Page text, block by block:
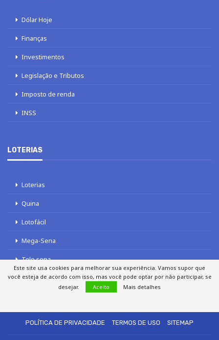
Dólar Hoje
Finanças
Investimentos
Legislação e Tributos
Imposto de renda
INSS
LOTERIAS
Loterias
Quina
Lotofácil
Mega-Sena
Tele sena
POLÍTICA DE PRIVACIDADE
TERMOS DE USO SITEMAP
Este site usa cookies para melhorar sua experiência. Vamos supor que
você esteja de acordo com isso, mas você pode optar por não participar, se
desejar.
Aceito Mais detalhes